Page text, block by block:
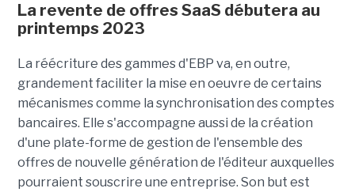
La revente de offres SaaS débutera au
printemps 2023
La réécriture des gammes d'EBP va, en outre,
grandement faciliter la mise en oeuvre de certains
mécanismes comme la synchronisation des comptes
bancaires. Elle s'accompagne aussi de la création
d'une plate-forme de gestion de l'ensemble des
offres de nouvelle génération de l'éditeur auxquelles
pourraient souscrire une entreprise. Son but est